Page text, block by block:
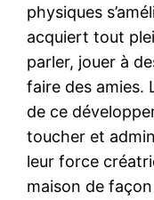
physiques
acquiert tout
parler, jouer à
faire des amies.
de ce
toucher et
leur force
maison de